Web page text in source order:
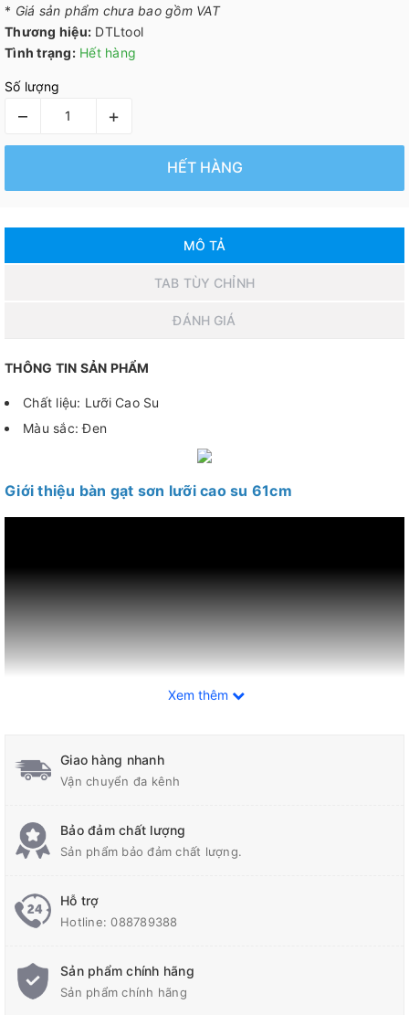
* Giá sản phẩm chưa bao gồm VAT
Thương hiệu: DTLtool
Tình trạng: Hết hàng
Số lượng
– +
HẾT HÀNG
MÔ TẢ
TAB TÙY CHỈNH
ĐÁNH GIÁ
THÔNG TIN SẢN PHẨM
Chất liệu: Lưỡi Cao Su
Màu sắc: Đen
Giới thiệu bàn gạt sơn lưỡi cao su 61cm
Thông tin sản phẩm:
Dùng để gạt đều hỗn hợp sơn khi thi công lên trên bề mặt nền
sân thể thao như sân tennis, cầu lông, bóng rổ hay sân thể thao
đa năng. Bàn gạt sơn này thay thế hoàn toàn các loại lô lăn,con
– Tình trạng: Hàng mới
Bộ bàn gạt sơn:
Xem thêm
Giao hàng nhanh
Vận chuyển đa kênh
Bảo đảm chất lượng
Sản phẩm bảo đảm chất lượng.
Hỗ trợ
Hotline:088789388
Sản phẩm chính hãng
Sản phẩm chính hãng